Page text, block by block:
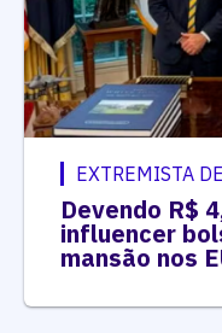
EXTREMISTA
Devendo R$
influencer
mansão nos